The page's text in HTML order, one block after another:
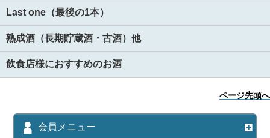
Last one（最後の1本）
熟成酒（長期貯蔵酒・古酒）他
飲食店様におすすめのお酒
ページ先頭へ
会員メニュー